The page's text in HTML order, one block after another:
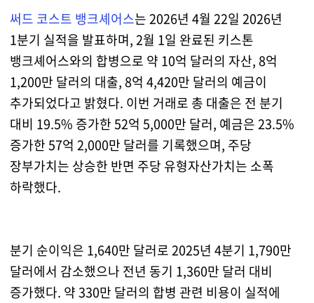
써드 코스트 뱅크셰어스는 2026년 4월 22일 2026년
1분기 실적을 발표하며, 2월 1일 완료된 키스톤
뱅크셰어스와의 합병으로 약 10억 달러의 자산, 8억
1,200만 달러의 대출, 8억 4,420만 달러의 예금이
추가되었다고 밝혔다. 이번 거래로 총 대출은 전 분기
대비 19.5% 증가한 52억 5,000만 달러, 예금은 23.5%
증가한 57억 2,000만 달러를 기록했으며, 주당
장부가치는 상승한 반면 주당 유형자산가치는 소폭
하락했다.
분기 순이익은 1,640만 달러로 2025년 4분기 1,790만
달러에서 감소했으나 전년 동기 1,360만 달러 대비
증가했다. 약 330만 달러의 합병 관련 비용이 실적에